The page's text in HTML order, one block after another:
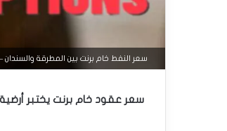
سعر النفط خام برنت بين المطرقة والسندان –
سعر عقود خام برنت يختبر أرضية